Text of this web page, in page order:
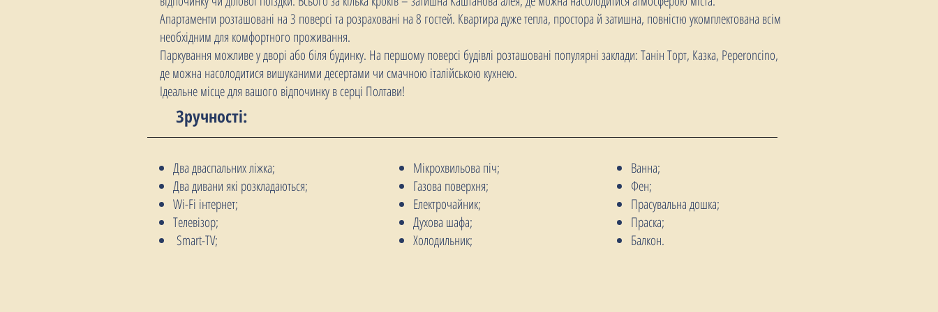
Апартаменти розташовані на 3 поверсі та розраховані на 8 гостей. Квартира дуже тепла, простора й затишна, повністю укомплектована всім
необхідним для комфортного проживання.
Паркування можливе у дворі або біля будинку. На першому поверсі будівлі розташовані популярні заклади: Танін Торт, Казка, Peperoncino,
де можна насолодитися вишуканими десертами чи смачною італійською кухнею.
Ідеальне місце для вашого відпочинку в серці Полтави!
Зручності:
Два дваспальних ліжка;
Два дивани які розкладаються;
Wi-Fi інтернет;
Телевізор;
Smart-TV;
Мікрохвильова піч;
Газова поверхня;
Електрочайник;
Духова шафа;
Холодильник;
Ванна;
Фен;
Прасувальна дошка;
Праска;
Балкон.